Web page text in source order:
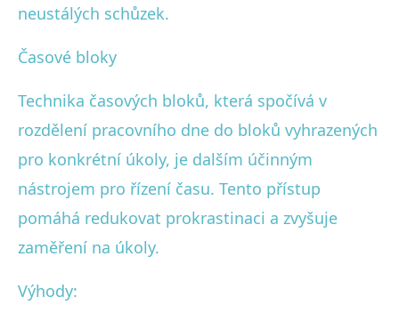
neustálých schůzek.
Časové bloky
Technika časových bloků, která spočívá v
rozdělení pracovního dne do bloků vyhrazených
pro konkrétní úkoly, je dalším účinným
nástrojem pro řízení času. Tento přístup
pomáhá redukovat prokrastinaci a zvyšuje
zaměření na úkoly.
Výhody: